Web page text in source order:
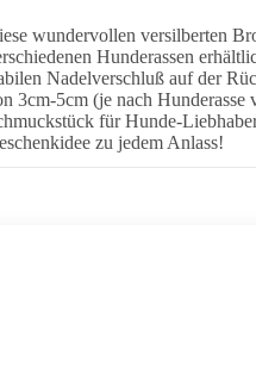
wundervollen versilberten
Hunderassen
Nadelverschluß auf der
3cm-5cm (je nach Hunderasse
für Hunde-
zu jedem Anlass!